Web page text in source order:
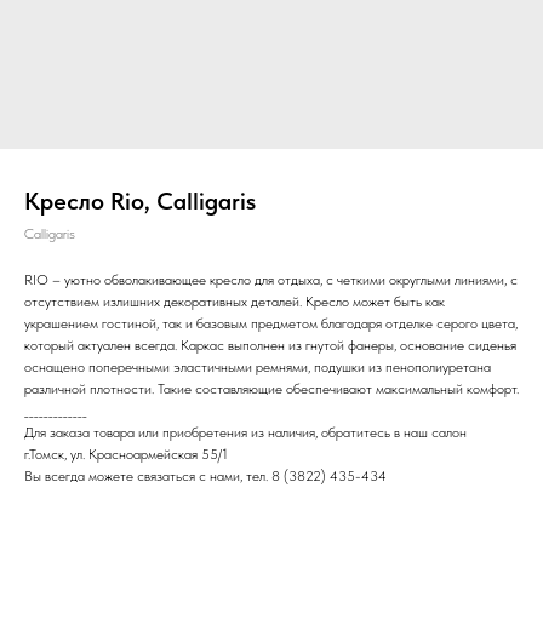
Кресло Rio, Calligaris
Calligaris
RIO – уютно обволакивающее кресло для отдыха, с четкими округлыми линиями, с
отсутствием излишних декоративных деталей. Кресло может быть как
украшением гостиной, так и базовым предметом благодаря отделке серого цвета,
который актуален всегда. Каркас выполнен из гнутой фанеры, основание сиденья
оснащено поперечными эластичными ремнями, подушки из пенополиуретана
различной плотности. Такие составляющие обеспечивают максимальный комфорт.
Для заказа товара или приобретения из наличия, обратитесь в наш салон
г.Томск, ул. Красноармейская 55/1
Вы всегда можете связаться с нами, тел. 8 (3822) 435-434